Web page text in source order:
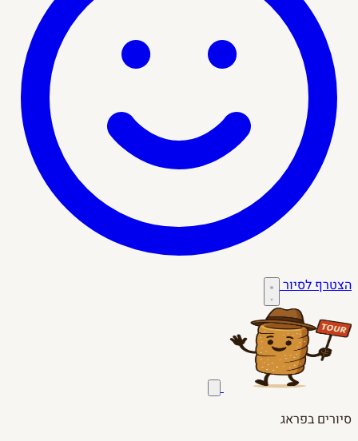
הצטרף לסיור
סיורים בפראג